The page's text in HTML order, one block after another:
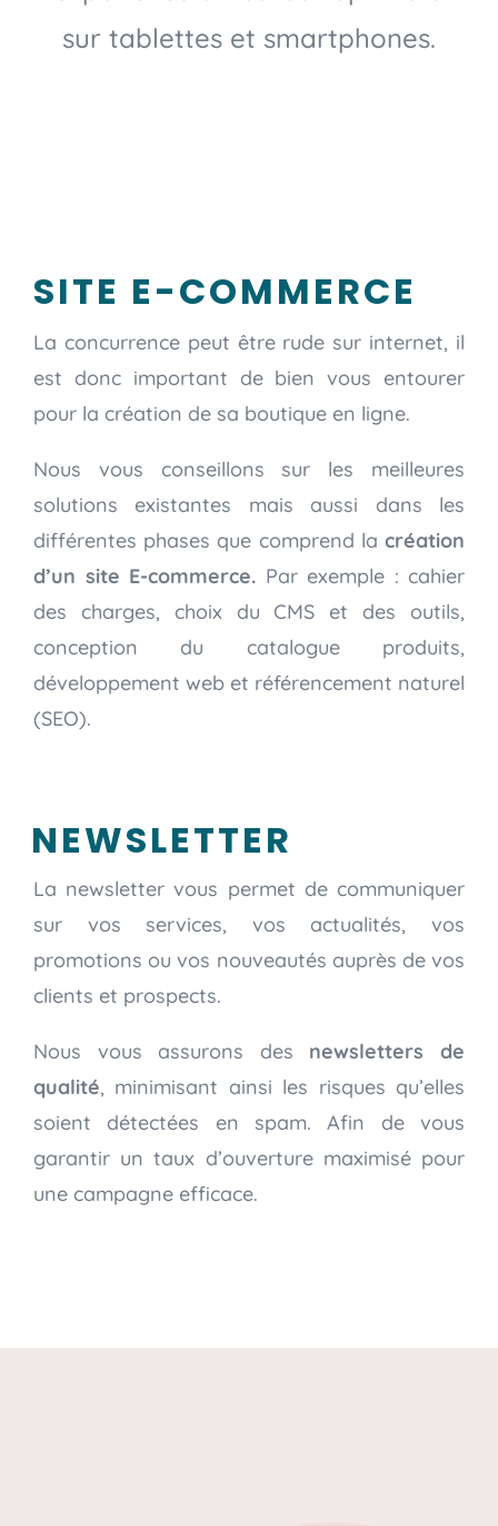
sur tablettes et smartphones.
SITE E-COMMERCE
La concurrence peut être rude sur internet, il
est donc important de bien vous entourer
pour la création de sa boutique en ligne.
Nous vous conseillons sur les meilleures
solutions existantes mais aussi dans les
différentes phases que comprend la création
d’un site E-commerce. Par exemple : cahier
des charges, choix du CMS et des outils,
conception du catalogue produits,
développement web et référencement naturel
(SEO).
NEWSLETTER
La newsletter vous permet de communiquer
sur vos services, vos actualités, vos
promotions ou vos nouveautés auprès de vos
clients et prospects.
Nous vous assurons des
newsletters de
qualité, minimisant ainsi les risques qu’elles
soient détectées en spam. Afin de vous
garantir un taux d’ouverture maximisé pour
une campagne efficace.